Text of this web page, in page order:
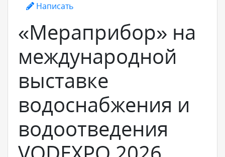
Написать
«Мераприбор» на
международной
выставке
водоснабжения и
водоотведения